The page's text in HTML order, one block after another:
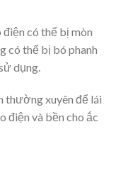
điện có thể bị mòn
có thể bị bó phanh
dụng.
thường xuyên để lái
điện và bền cho ắc